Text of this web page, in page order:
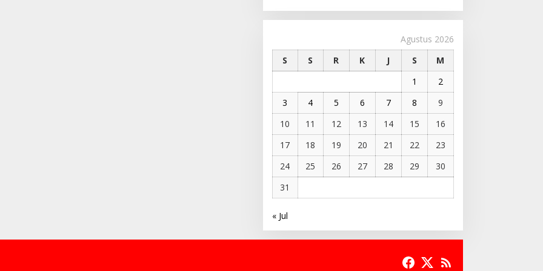
Agustus 2026
S
S R K J S
M
1
2
3
4 5 6 7 8
9
10
11 12 13 14 15
16
17
18 19 20 21 22
23
24
25 26 27 28 29
30
31
« Jul